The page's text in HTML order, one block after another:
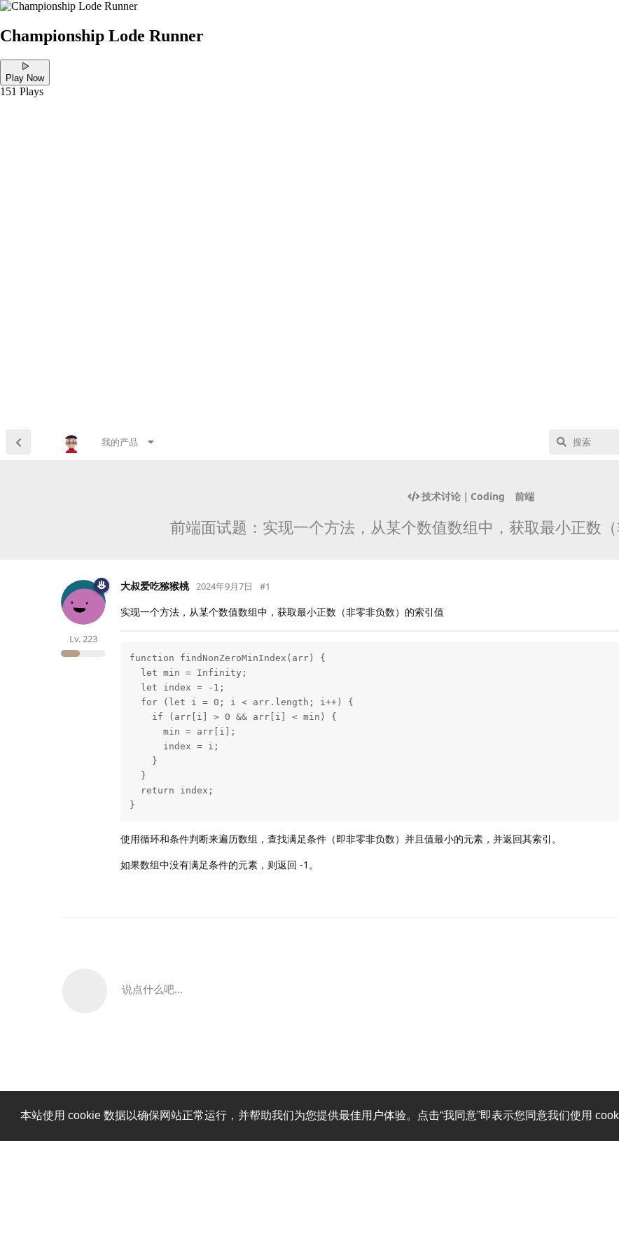
本站使用 cookie 数据以确保网站正常运行，并帮助我们为您提供最佳用户体验。点击“我同意”即表示您同意我们使用
我的产品
技术讨论｜Coding 前端
前端面试题：实现一个方法，从某个数值数组中，获取最小正数
大叔爱吃猕猴桃
Lv.223
2024年9月7日 #1
实现一个方法，从某个数值数组中，获取最小正数（非零非负数）的索引值
function findNonZeroMinIndex(arr) {
}
使用循环和条件判断来遍历数组，查找满足条件（即非零非负数）并且值最小的元素，并返回其索引。
如果数组中没有满足条件的元素，则返回 -1。
说点什么吧...